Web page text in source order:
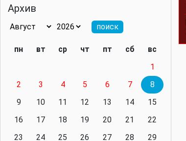
значимость региона
нейтралитета больше не будет
Политика
президенту приходится все
делать самому
Архив
пн вт ср чт пт сб
вс
1
2
3 4 5 6 7
8
9
10 11 12 13 14
15
16
17 18 19 20 21
22
23
24 25 26 27 28
29